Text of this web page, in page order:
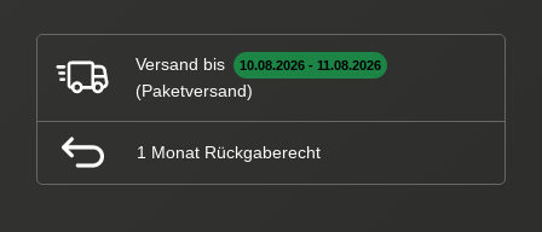
Versand bis 10.08.2026 - 11.08.2026
(Paketversand)
1 Monat Rückgaberecht